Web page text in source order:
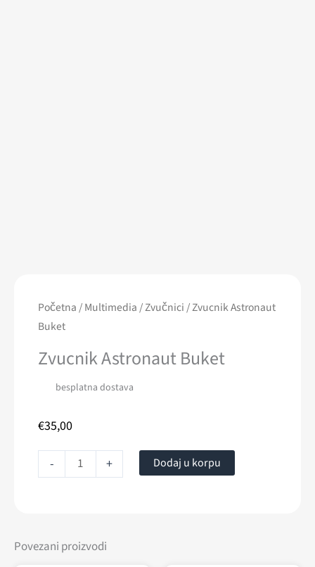
Početna/Multimedia/Zvučnici/ Zvucnik Astronaut
Buket
Zvucnik Astronaut Buket
besplatna dostava
€35,00
-
Astronaut
Buket
+ Dodaj u korpu
Povezani proizvodi